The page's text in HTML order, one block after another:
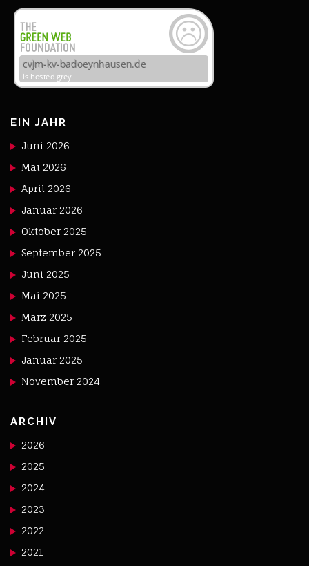
EIN JAHR
Juni 2026
Mai 2026
April 2026
Januar 2026
Oktober 2025
September 2025
Juni 2025
Mai 2025
März 2025
Februar 2025
Januar 2025
November 2024
ARCHIV
2026
2025
2024
2023
2022
2021